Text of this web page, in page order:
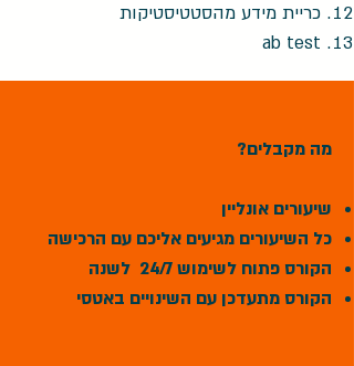
כריית מידע מהסטטיסטיקות
ab test
מה מקבלים?
שיעורים אונליין
כל השיעורים מגיעים אליכם עם הרכישה
הקורס פתוח לשימוש 24/7 לשנה
הקורס מתעדכן עם השינויים באטסי